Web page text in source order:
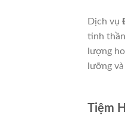
Dịch vụ
tinh
lượng
lưỡng
Tiệm